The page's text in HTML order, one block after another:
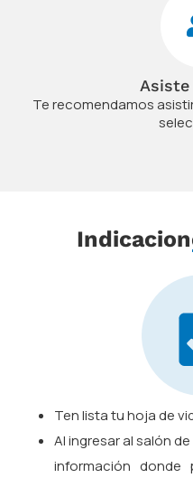
Te recomendamos
Ten lista tu hoja de
Al ingresar al salón
información donde